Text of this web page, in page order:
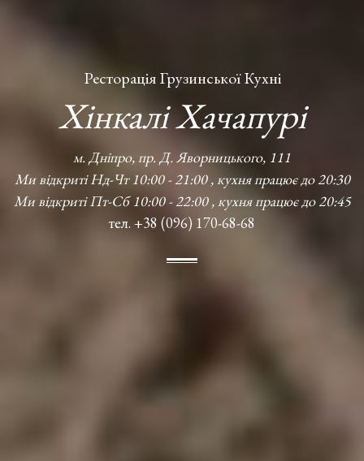
Ресторація Грузинської Кухні
Хінкалі Хачапурі
м. Дніпро, пр. Д. Яворницького, 111
Ми відкриті Нд-Чт 10:00 - 21:00 , кухня працює до 20:30
Ми відкриті Пт-Сб 10:00 - 22:00 , кухня працює до 20:45
тел. +38 (096) 170-68-68